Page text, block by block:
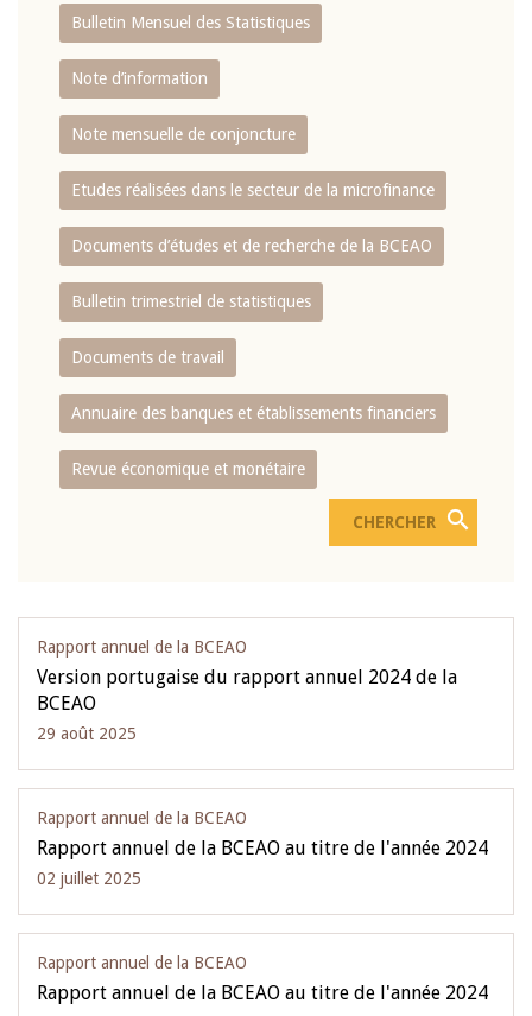
Bulletin Mensuel des Statistiques
Note d’information
Note mensuelle de conjoncture
Etudes réalisées dans le secteur de la microfinance
Documents d’études et de recherche de la BCEAO
Bulletin trimestriel de statistiques
Documents de travail
Annuaire des banques et établissements financiers
Revue économique et monétaire
Rapport annuel de la BCEAO
Version portugaise du rapport annuel 2024 de la
BCEAO
29 août 2025
Rapport annuel de la BCEAO
Rapport annuel de la BCEAO au titre de l'année 2024
02 juillet 2025
Rapport annuel de la BCEAO
Rapport annuel de la BCEAO au titre de l'année 2024